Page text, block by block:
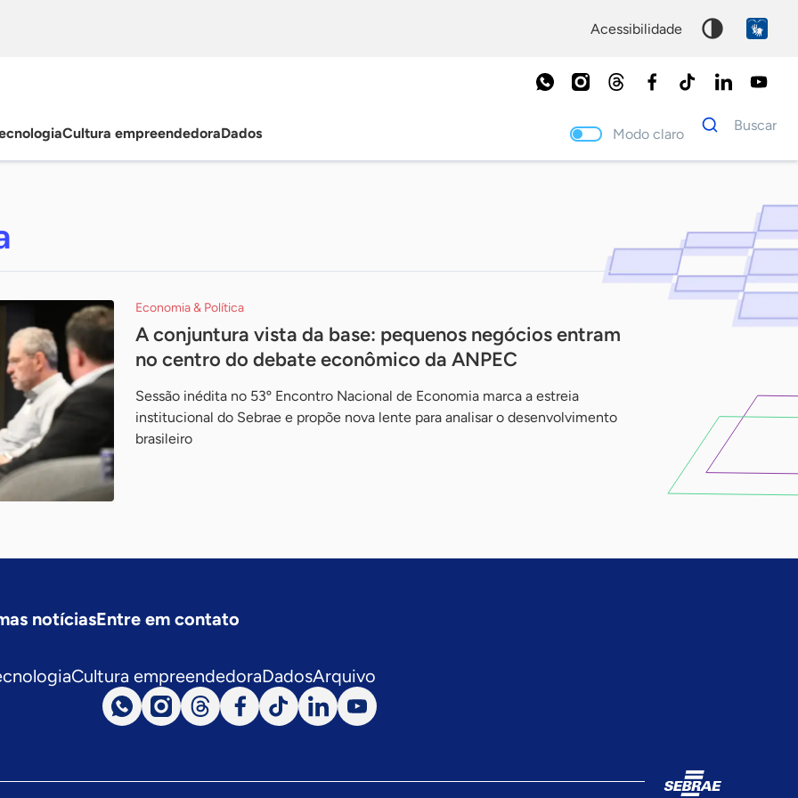
acessibilidade
Cultura empreendedoraDados Modo claro
Dados
para
Buscar
Economia & Política
A conjuntura vista da base: pequenos negócios entram
no centro do debate econômico da ANPEC
Sessão inédita no 53º Encontro Nacional de Economia marca a estreia
institucional do Sebrae e propõe nova lente para analisar o desenvolvimento
brasileiro
notíciasEntre em contato
Cultura empreendedoraDadosArquivo